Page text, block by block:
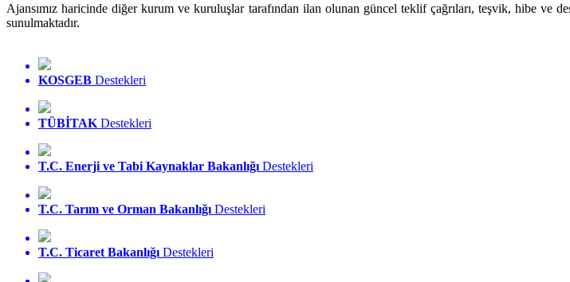
Ajansımız haricinde diğer kurum ve kuruluşlar tarafından ilan olunan güncel teklif çağrıları, teşvik, hibe ve
sunulmaktadır.
KOSGEB Destekleri
TÜBİTAK Destekleri
T.C. Enerji ve Tabi Kaynaklar Bakanlığı Destekleri
T.C. Tarım ve Orman Bakanlığı Destekleri
T.C. Ticaret Bakanlığı Destekleri